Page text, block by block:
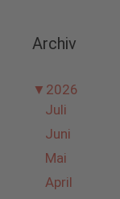
Archiv
▼ 2026
Juli
Juni
Mai
April